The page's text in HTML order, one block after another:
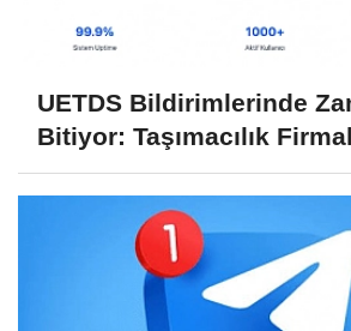
UETDS Bildirimlerinde
Bitiyor: Taşımacılık